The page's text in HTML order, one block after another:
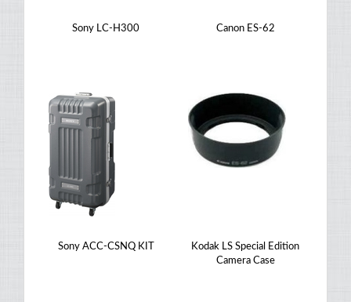
Sony LC-H300 Canon ES-62
Sony ACC-CSNQ KIT
Kodak LS Special Edition
Camera Case